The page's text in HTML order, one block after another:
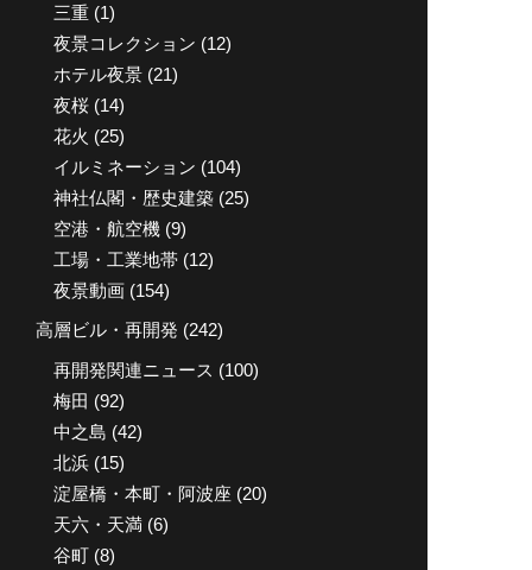
三重 (1)
夜景コレクション (12)
ホテル夜景 (21)
夜桜 (14)
花火 (25)
イルミネーション (104)
神社仏閣・歴史建築 (25)
空港・航空機 (9)
工場・工業地帯 (12)
夜景動画 (154)
高層ビル・再開発 (242)
再開発関連ニュース (100)
梅田 (92)
中之島 (42)
北浜 (15)
淀屋橋・本町・阿波座 (20)
天六・天満 (6)
谷町 (8)